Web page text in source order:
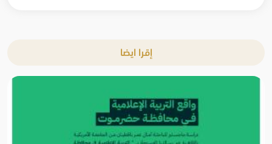
إقرا ايضا